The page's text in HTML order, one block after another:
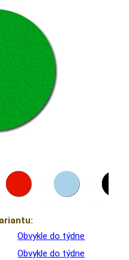
Obvykle do týdne
Obvykle do týdne